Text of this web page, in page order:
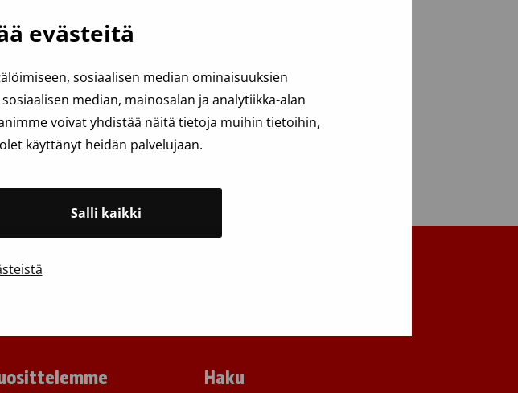
evästeitä
sosiaalisen median ominaisuuksien
median, mainosalan ja analytiikka-alan
voivat yhdistää näitä tietoja muihin tietoihin,
käyttänyt heidän palvelujaan.
Salli kaikki
0800 0 5801 (ma–pe klo 8–17).
Haku